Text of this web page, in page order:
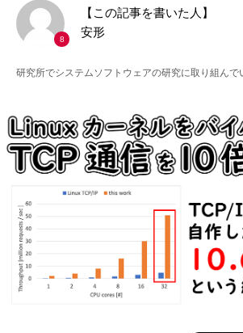
8
【この記事を書いた人】
安形
研究所でシステムソフトウェアの研究に取り組んで